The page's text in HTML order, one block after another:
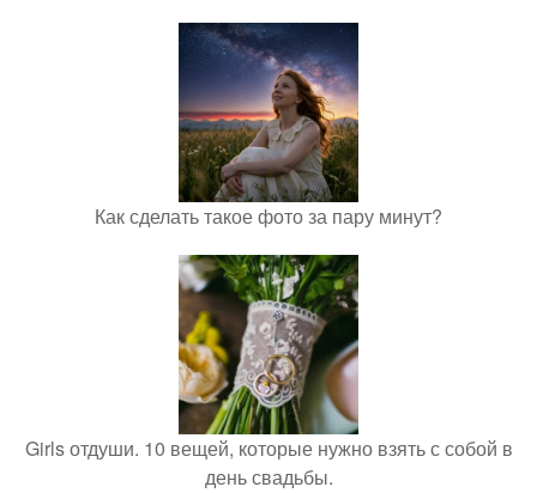
Как сделать такое фото за пару минут?
Girls отдуши. 10 вещей, которые нужно взять с собой в
день свадьбы.